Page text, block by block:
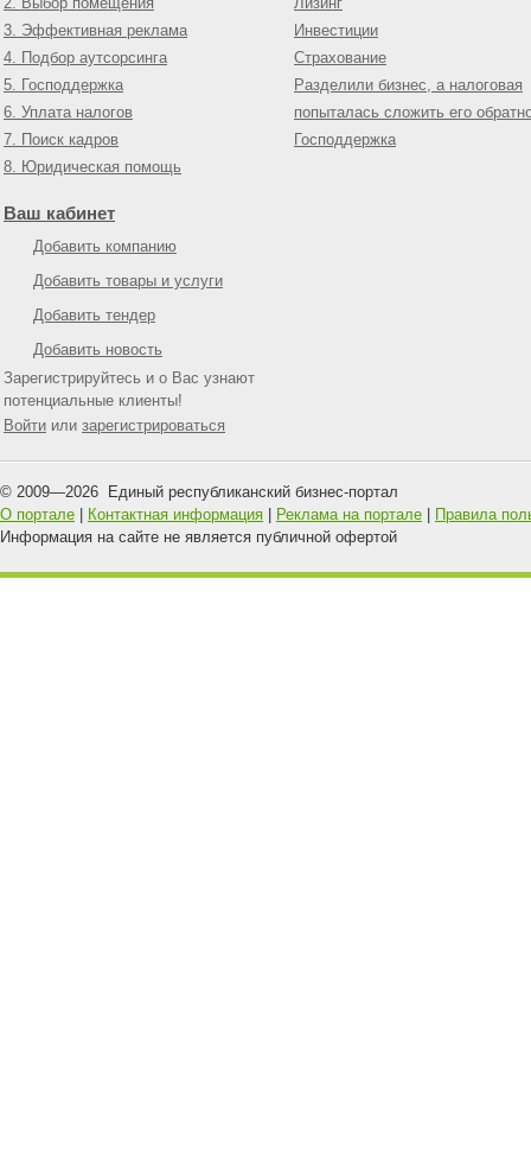
3. Эффективная реклама
4. Подбор аутсорсинга
5. Господдержка
6. Уплата налогов
7. Поиск кадров
8. Юридическая помощь
Инвестиции
Страхование
Разделили бизнес, а налоговая
попыталась сложить его
Господдержка
Ваш кабинет
Добавить компанию
Добавить товары и услуги
Добавить тендер
Добавить новость
Зарегистрируйтесь и о Вас узнают
потенциальные клиенты!
Войти или зарегистрироваться
© 2009—2026 Единый республиканский бизнес-портал
О портале
Контактная информация Реклама на портале
Правила
Информация на сайте не является публичной офертой